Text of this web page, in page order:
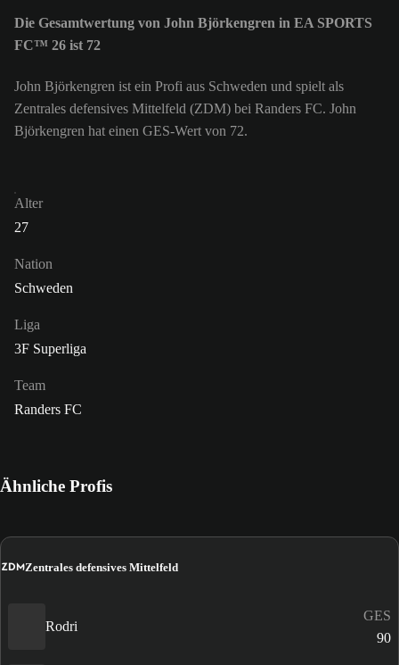
Die Gesamtwertung von John Björkengren in EA SPORTS
FC™ 26 ist 72
John Björkengren ist ein Profi aus Schweden und spielt als
Zentrales defensives Mittelfeld (ZDM) bei Randers FC. John
Björkengren hat einen GES-Wert von 72.
Alter
27
Nation
Schweden
Liga
3F Superliga
Team
Randers FC
Ähnliche Profis
ZDMZentrales defensives Mittelfeld
Rodri
GES
90